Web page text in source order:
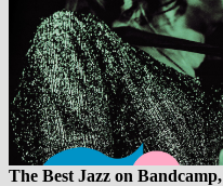
The Best Jazz on Bandcamp,